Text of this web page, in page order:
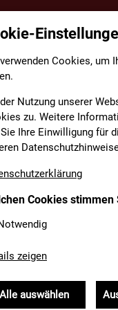
des LFV Bayern
und Verbände
Cookies, um
Nutzung unserer
zu. Weitere
Ihre Einwilligung für
Cookies stimmen
zeigen
Alle auswählen